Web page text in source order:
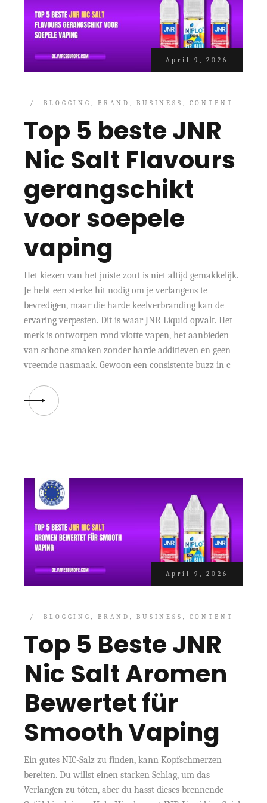
April 9, 2026
BLOGGING BRAND BUSINESS CONTENT
Top 5 beste JNR
Nic Salt Flavours
gerangschikt
voor soepele
vaping
Het kiezen van het juiste zout is niet altijd gemakkelijk.
Je hebt een sterke hit nodig om je verlangens te
bevredigen, maar die harde keelverbranding kan de
ervaring verpesten. Dit is waar JNR Liquid opvalt. Het
merk is ontworpen rond vlotte vapen, het aanbieden
van schone smaken zonder harde additieven en geen
vreemde nasmaak. Gewoon een consistente buzz in c
April 9, 2026
BLOGGING BRAND BUSINESS CONTENT
Top 5 Beste JNR
Nic Salt Aromen
Bewertet für
Smooth Vaping
Ein gutes NIC-Salz zu finden, kann Kopfschmerzen
bereiten. Du willst einen starken Schlag, um das
Verlangen zu töten, aber du hasst dieses brennende